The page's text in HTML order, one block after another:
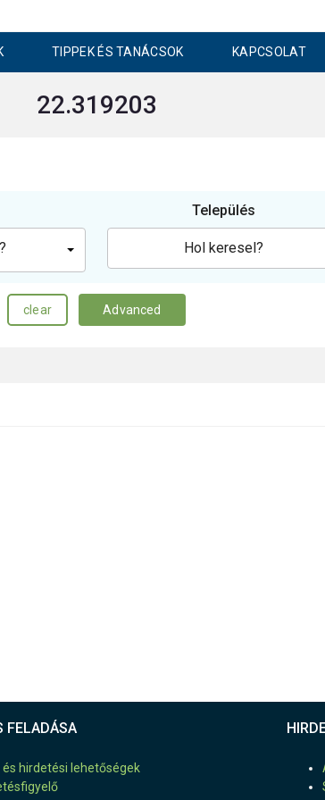
TIPPEK ÉS TANÁCSOK KAPCSOLAT
22.319203
Település
clear Advanced
FELADÁSA
és hirdetési lehetőségek